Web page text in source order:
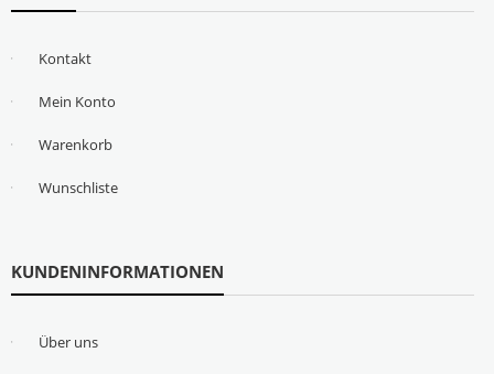
Kontakt
Mein Konto
Warenkorb
Wunschliste
KUNDENINFORMATIONEN
Über uns